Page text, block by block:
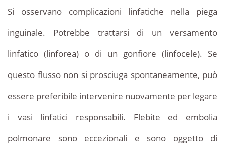
Si osservano complicazioni linfatiche nella piega
inguinale. Potrebbe trattarsi di un versamento
linfatico (linforea) o di un gonfiore (linfocele). Se
questo flusso non si prosciuga spontaneamente, può
essere preferibile intervenire nuovamente per legare
i vasi linfatici responsabili. Flebite ed embolia
polmonare sono eccezionali e sono oggetto di